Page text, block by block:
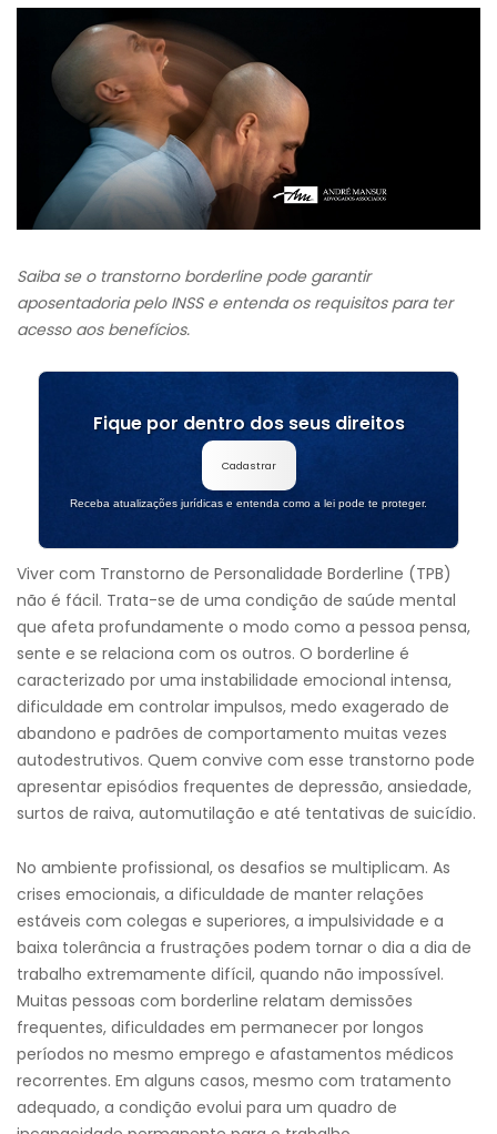
Saiba se o transtorno borderline pode garantir
aposentadoria pelo INSS e entenda os requisitos para ter
acesso aos benefícios.
Fique por dentro dos seus direitos
Cadastrar
Receba atualizações jurídicas e entenda como a lei pode te proteger.
Viver com Transtorno de Personalidade Borderline (TPB)
não é fácil. Trata-se de uma condição de saúde mental
que afeta profundamente o modo como a pessoa pensa,
sente e se relaciona com os outros. O borderline é
caracterizado por uma instabilidade emocional intensa,
dificuldade em controlar impulsos, medo exagerado de
abandono e padrões de comportamento muitas vezes
autodestrutivos. Quem convive com esse transtorno pode
apresentar episódios frequentes de depressão, ansiedade,
surtos de raiva, automutilação e até tentativas de suicídio.
No ambiente profissional, os desafios se multiplicam. As
crises emocionais, a dificuldade de manter relações
estáveis com colegas e superiores, a impulsividade e a
baixa tolerância a frustrações podem tornar o dia a dia de
trabalho extremamente difícil, quando não impossível.
Muitas pessoas com borderline relatam demissões
frequentes, dificuldades em permanecer por longos
períodos no mesmo emprego e afastamentos médicos
recorrentes. Em alguns casos, mesmo com tratamento
adequado, a condição evolui para um quadro de